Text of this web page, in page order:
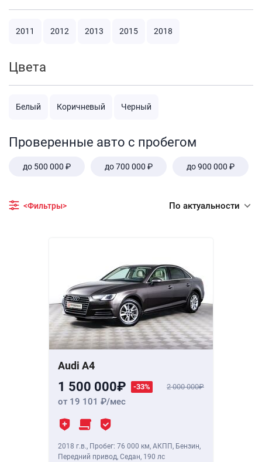
2011 2012 2013 2015 2018
Цвета
Белый Коричневый Черный
Проверенные авто с пробегом
до 500 000 ₽ до 700 000 ₽ до 900 000 ₽
<Фильтры> По актуальности
Audi A4
1 500 000 -33% 2 000 000
от 19 101 /мес
2018 г.в., Пробег: 76 000 км, АКПП, Бензин,
Передний привод, Седан, 190 лс